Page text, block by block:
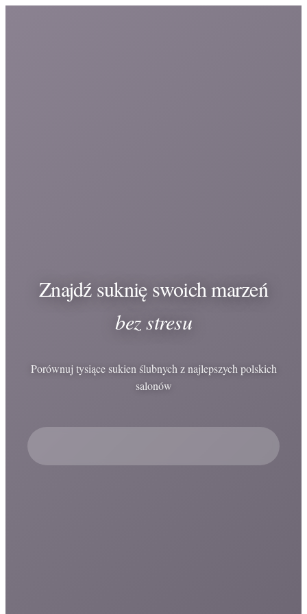
Znajdź suknię swoich marzeń
bez stresu
Porównuj tysiące sukien ślubnych z najlepszych polskich
salonów